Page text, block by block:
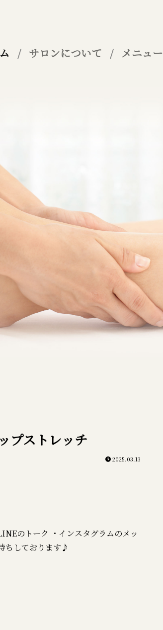
サロンについて メニュー
プストレッチ
2025.03.13
のトーク ・インスタグラムのメッ
ちしております♪